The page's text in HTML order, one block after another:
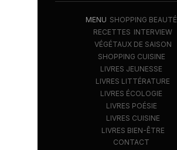
MENU SHOPPING BEAUTÉ
RECETTES INTERVIEW
VÉGÉTAUX DE SAISON
SHOPPING CUISINE
LIVRES JEUNESSE
LIVRES LITTÉRATURE
LIVRES ÉCOLOGIE
LIVRES POÉSIE
LIVRES CUISINE
LIVRES BIEN-ÊTRE
CONTACT